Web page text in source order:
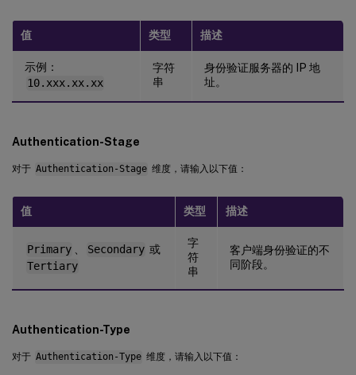
值 类型 描述
示例：
10.xxx.xx.xx
字符
串
身份验证服务器的 IP 地
址。
Authentication-Stage
对于 Authentication-Stage 维度，请输入以下值：
值 类型 描述
Primary 、 Secondary 或
Tertiary
字
符
串
客户端身份验证的不
同阶段。
Authentication-Type
对于 Authentication-Type 维度，请输入以下值：